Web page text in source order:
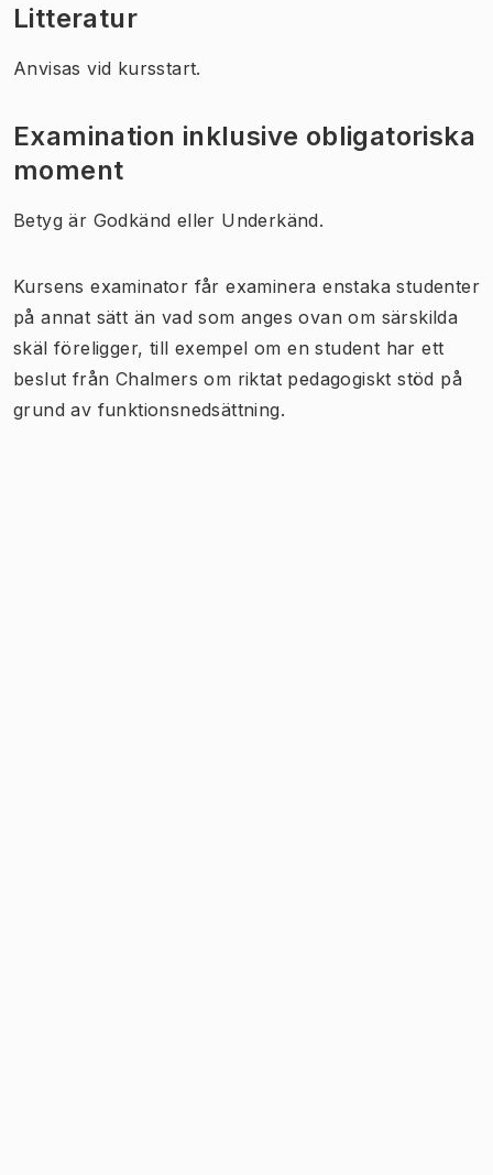
Litteratur
Anvisas vid kursstart.
Examination inklusive obligatoriska
moment
Betyg är Godkänd eller Underkänd.
Kursens examinator får examinera enstaka studenter
på annat sätt än vad som anges ovan om särskilda
skäl föreligger, till exempel om en student har ett
beslut från Chalmers om riktat pedagogiskt stöd på
grund av funktionsnedsättning.